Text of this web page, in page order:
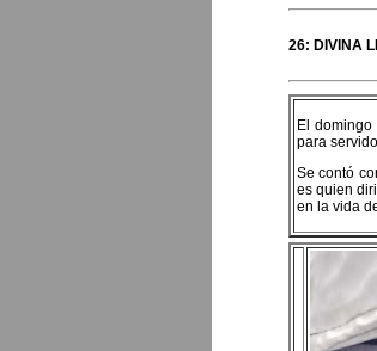
26: DIVINA
El
para
Se contó
es quien
en la vida